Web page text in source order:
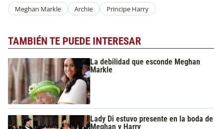
Meghan Markle Archie Principe Harry
TAMBIÉN TE PUEDE INTERESAR
La debilidad que esconde Meghan
Markle
Lady Di estuvo presente en la boda de
Meghan y Harry